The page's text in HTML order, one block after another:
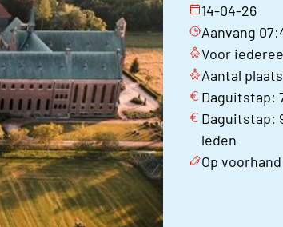
14-04-26
Aanvang
Voor
Aantal
Daguitstap:
Daguitstap:
leden
Op